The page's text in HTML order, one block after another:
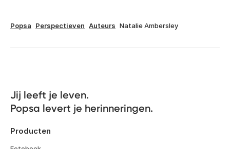
Popsa Perspectieven Auteurs Natalie Ambersley
Jij leeft je leven.
Popsa levert je herinneringen.
Producten